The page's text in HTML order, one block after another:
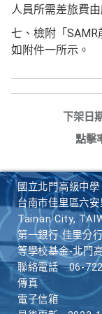
人員所需差旅費
七、檢附「
如附件一所示。
下架日
點擊
國立北門高級中
台南市佳里區六
Tainan City,
第一銀行 佳里分
等學校基金-北門
聯絡電話
06-
傳真
電子信箱